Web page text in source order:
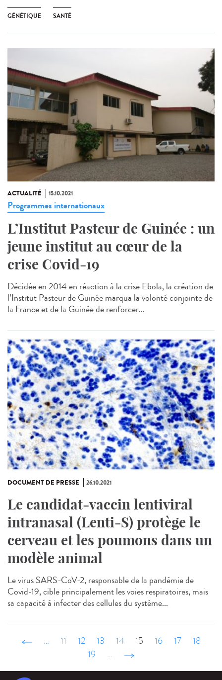
GÉNÉTIQUE SANTÉ
ACTUALITÉ 15.10.2021
Programmes internationaux
L’Institut Pasteur de Guinée : un
jeune institut au cœur de la
crise Covid-19
Décidée en 2014 en réaction à la crise Ebola, la création de
l’Institut Pasteur de Guinée marqua la volonté conjointe de
la France et de la Guinée de renforcer...
DOCUMENT DE PRESSE 26.10.2021
Le candidat-vaccin lentiviral
intranasal (Lenti-S) protège le
cerveau et les poumons dans un
modèle animal
Le virus SARS-CoV-2, responsable de la pandémie de
Covid-19, cible principalement les voies respiratoires, mais
sa capacité à infecter des cellules du système...
‹ précédent
… 11 12 13 14 15 16 17
18
19
… suivant ›